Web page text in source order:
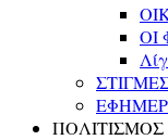
ΟΙ
ΠΟΛΙΤΙΣΜΟΣ